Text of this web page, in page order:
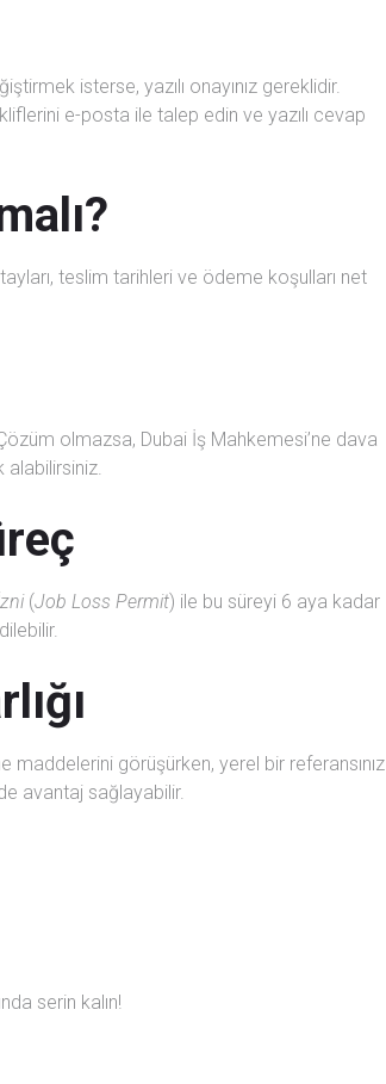
isterse, yazılı onayınız gereklidir.
e-posta ile talep edin ve yazılı cevap
teslim tarihleri ve ödeme koşulları net
olmazsa, Dubai İş Mahkemesi’ne dava
alabilirsiniz.
(Job Loss Permit) ile bu süreyi 6 aya kadar
maddelerini görüşürken, yerel bir referansınız
avantaj sağlayabilir.
serin kalın!